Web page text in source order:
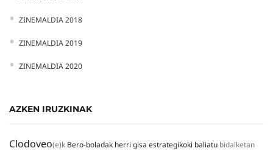
ZINEMALDIA 2018
ZINEMALDIA 2019
ZINEMALDIA 2020
AZKEN IRUZKINAK
Clodoveo(e)k Bero-boladak herri gisa estrategikoki baliatu bidalketan